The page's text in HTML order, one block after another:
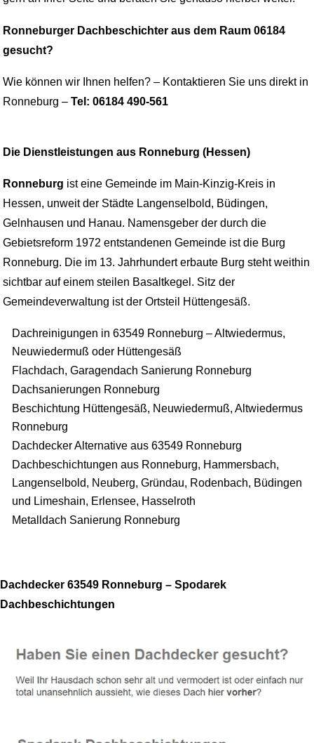
Ronneburger Dachbeschichter aus dem Raum 06184
gesucht?
Wie können wir Ihnen helfen? – Kontaktieren Sie uns direkt in
Ronneburg – Tel: 06184 490-561
Die Dienstleistungen aus Ronneburg (Hessen)
Ronneburg ist eine Gemeinde im Main-Kinzig-Kreis in
Hessen, unweit der Städte Langenselbold, Büdingen,
Gelnhausen und Hanau. Namensgeber der durch die
Gebietsreform 1972 entstandenen Gemeinde ist die Burg
Ronneburg. Die im 13. Jahrhundert erbaute Burg steht weithin
sichtbar auf einem steilen Basaltkegel. Sitz der
Gemeindeverwaltung ist der Ortsteil Hüttengesäß.
Dachreinigungen in 63549 Ronneburg – Altwiedermus,
Neuwiedermuß oder Hüttengesäß
Flachdach, Garagendach Sanierung Ronneburg
Dachsanierungen Ronneburg
Beschichtung Hüttengesäß, Neuwiedermuß, Altwiedermus
Ronneburg
Dachdecker Alternative aus 63549 Ronneburg
Dachbeschichtungen aus Ronneburg, Hammersbach,
Langenselbold, Neuberg, Gründau, Rodenbach, Büdingen
und Limeshain, Erlensee, Hasselroth
Metalldach Sanierung Ronneburg
Dachdecker 63549 Ronneburg – Spodarek
Dachbeschichtungen